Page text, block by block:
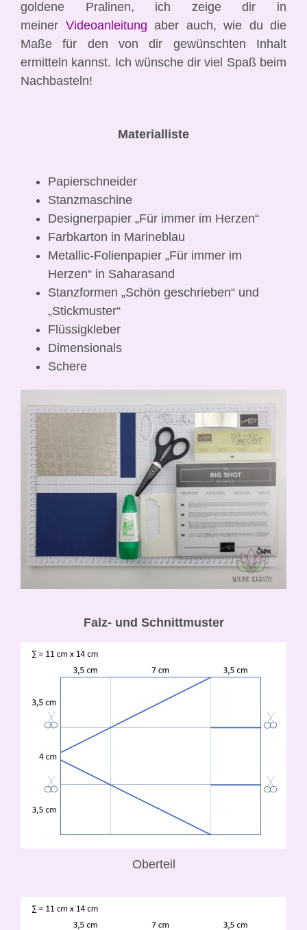
goldene Pralinen, ich zeige dir in
meiner Videoanleitung aber auch, wie du die
Maße für den von dir gewünschten Inhalt
ermitteln kannst. Ich wünsche dir viel Spaß beim
Nachbasteln!
Materialliste
Papierschneider
Stanzmaschine
Designerpapier „Für immer im Herzen“
Farbkarton in Marineblau
Metallic-Folienpapier „Für immer im
Herzen“ in Saharasand
Stanzformen „Schön geschrieben“ und
„Stickmuster“
Flüssigkleber
Dimensionals
Schere
Falz- und Schnittmuster
Oberteil